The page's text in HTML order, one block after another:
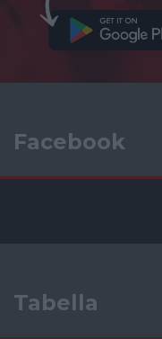
Facebook
Tabella